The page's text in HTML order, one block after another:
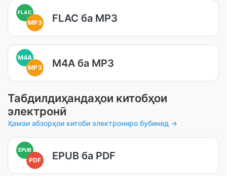
FLAC
MP3 FLAC ба MP3
M4A
MP3
M4A ба MP3
Табдилдиҳандаҳои китобҳои
электронӣ
Ҳамаи абзорҳои китоби электрониро бубинед →
EPUB
PDF EPUB ба PDF